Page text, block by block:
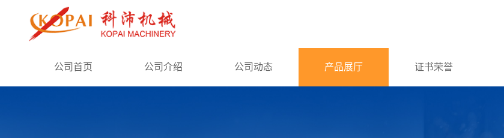
公司首页
公司首页 公司介绍 公司动态 产品展厅 证书荣誉